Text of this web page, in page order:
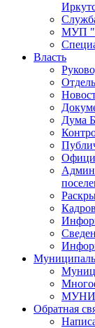
МУП
Власть
Дума
Обратная